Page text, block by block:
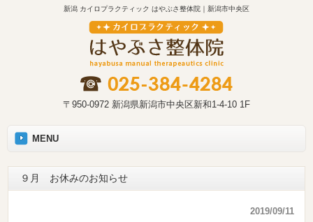
新潟 カイロプラクティック はやぶさ整体院｜新潟市中央区
〒950-0972 新潟県新潟市中央区新和1-4-10 1F
MENU
９月 お休みのお知らせ
2019/09/11